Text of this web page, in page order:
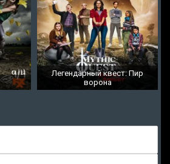
Легендарный квест: Пир
ворона